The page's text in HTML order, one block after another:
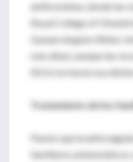
antitrombina, donde las
Royal College of
Gynaecologists (Reino
más altas), aunque las
EEUU no hacen esa
Tratamiento de los
Puesto que la
familiares asintomáticos